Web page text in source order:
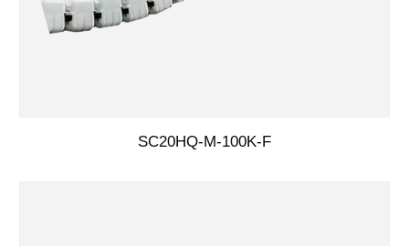
SC20HQ-M-100K-F